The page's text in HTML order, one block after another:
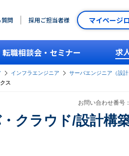
質問 採用ご担当者様 マイページ
転職相談会・セミナー 求
インフラエンジニア
サーバエンジニア（設計
ス
お問い合わせ番
クラウド/設計構